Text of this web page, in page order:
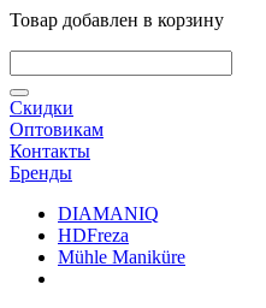
Товар добавлен в корзину
Скидки
Оптовикам
Контакты
Бренды
DIAMANIQ
HDFreza
Mühle Maniküre